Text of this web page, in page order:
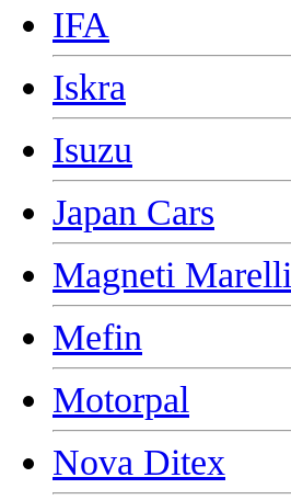
IFA
Iskra
Isuzu
Japan Cars
Magneti Marelli
Mefin
Motorpal
Nova Ditex